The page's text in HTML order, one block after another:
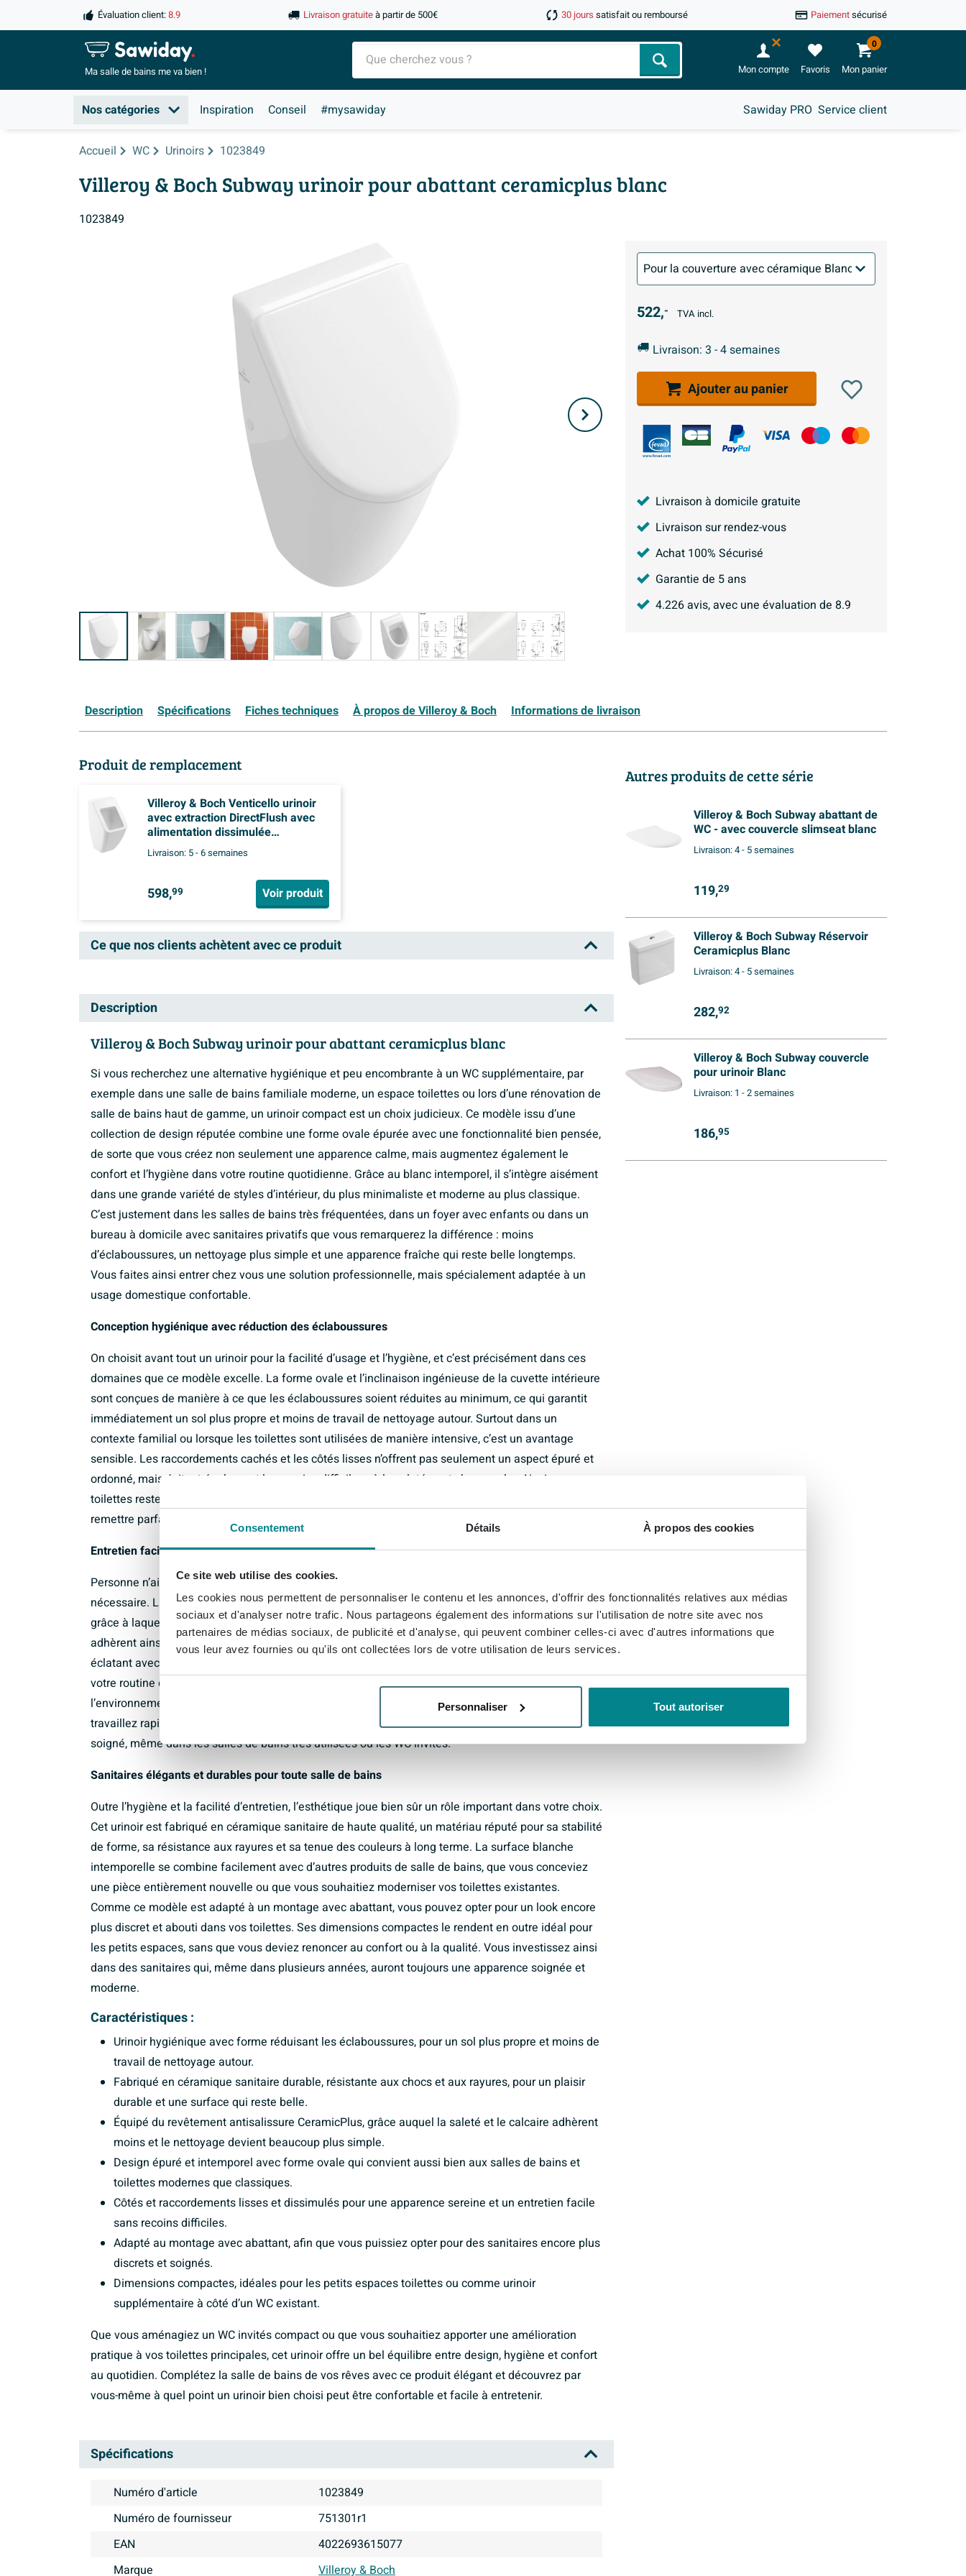
Consentement Détails À propos des cookies
Ce site web utilise des cookies.
Les cookies nous permettent de personnaliser le contenu et les annonces, d'offrir des fonctionnalités relatives aux médias
sociaux et d'analyser notre trafic. Nous partageons également des informations sur l'utilisation de notre site avec nos
partenaires de médias sociaux, de publicité et d'analyse, qui peuvent combiner celles-ci avec d'autres informations que
vous leur avez fournies ou qu'ils ont collectées lors de votre utilisation de leurs services.
Personnaliser Tout autoriser
Évaluation client:8.9 Livraison gratuiteà partir de 500€ 30 jours satisfait ou remboursé Paiementsécurisé
Ma salle debains me va bien ! Chercher Mon compte Favoris Mon panier
0
Nos catégories Inspiration Conseil #mysawiday Sawiday PRO Service client
Accueil WC Urinoirs 1023849
Villeroy & Boch Subway urinoir pour abattant ceramicplus blanc
1023849
522,- TVA incl.
Livraison: 3 - 4 semaines
Ajouter au panier
Livraison à domicile gratuite
Livraison sur rendez-vous
Achat 100% Sécurisé
Garantie de 5 ans
4.226avis, avec une évaluation de 8.9
Description Spécifications Fiches techniques À propos de Villeroy & Boch Informations de livraison
Produit de remplacement
Villeroy & Boch Venticello urinoir
avec extraction DirectFlush avec
alimentation dissimulée
28.5x54.5x31.5cm - ceramic+ pour
abattant stone white
Livraison: 5 - 6 semaines
598,99 Voir produit
Ce que nos clients achètent avec ce produit
Description
Villeroy & Boch Subway urinoir pour abattant ceramicplus blanc
Si vous recherchez une alternative hygiénique et peu encombrante à un WC supplémentaire, par
exemple dans une salle de bains familiale moderne, un espace toilettes ou lors d’une rénovation de
salle de bains haut de gamme, un urinoir compact est un choix judicieux. Ce modèle issu d’une
collection de design réputée combine une forme ovale épurée avec une fonctionnalité bien pensée,
de sorte que vous créez non seulement une apparence calme, mais augmentez également le
confort et l’hygiène dans votre routine quotidienne. Grâce au blanc intemporel, il s’intègre aisément
dans une grande variété de styles d’intérieur, du plus minimaliste et moderne au plus classique.
C’est justement dans les salles de bains très fréquentées, dans un foyer avec enfants ou dans un
bureau à domicile avec sanitaires privatifs que vous remarquerez la différence : moins
d’éclaboussures, un nettoyage plus simple et une apparence fraîche qui reste belle longtemps.
Vous faites ainsi entrer chez vous une solution professionnelle, mais spécialement adaptée à un
usage domestique confortable.
Conception hygiénique avec réduction des éclaboussures
On choisit avant tout un urinoir pour la facilité d’usage et l’hygiène, et c’est précisément dans ces
domaines que ce modèle excelle. La forme ovale et l’inclinaison ingénieuse de la cuvette intérieure
sont conçues de manière à ce que les éclaboussures soient réduites au minimum, ce qui garantit
immédiatement un sol plus propre et moins de travail de nettoyage autour. Surtout dans un
contexte familial ou lorsque les toilettes sont utilisées de manière intensive, c’est un avantage
sensible. Les raccordements cachés et les côtés lisses n’offrent pas seulement un aspect épuré et
ordonné, mais évitent également les recoins difficiles où la saleté peut s’accumuler. Ainsi, vos
toilettes restent fraîches plus longtemps et, avec un rapide coup d’éponge, vous pouvez tout
remettre parfaitement propre.
Entretien facile grâce à CeramicPlus
Personne n’aime passer de longs moments à récurer les toilettes, et avec cet urinoir ce n’est pas
nécessaire. La surface est traitée avec CeramicPlus, une couche de finition spéciale antisalissure
grâce à laquelle les gouttes se rassemblent et s’écoulent facilement. La saleté et le calcaire
adhèrent ainsi beaucoup moins rapidement à la céramique, de sorte que vous obtenez un résultat
éclatant avec moins de produit de nettoyage et peu d’efforts. C’est non seulement agréable pour
votre routine quotidienne, mais également meilleur pour la durée de vie de vos sanitaires et pour
l’environnement. En combinaison avec le design lisse et fermé, sans points de fixation ouverts, vous
travaillez rapidement et efficacement : un coup de chiffon et l’ensemble a de nouveau un aspect
soigné, même dans les salles de bains très utilisées ou les WC invités.
Sanitaires élégants et durables pour toute salle de bains
Outre l’hygiène et la facilité d’entretien, l’esthétique joue bien sûr un rôle important dans votre choix.
Cet urinoir est fabriqué en céramique sanitaire de haute qualité, un matériau réputé pour sa stabilité
de forme, sa résistance aux rayures et sa tenue des couleurs à long terme. La surface blanche
intemporelle se combine facilement avec d’autres produits de salle de bains, que vous conceviez
une pièce entièrement nouvelle ou que vous souhaitiez moderniser vos toilettes existantes.
Comme ce modèle est adapté à un montage avec abattant, vous pouvez opter pour un look encore
plus discret et abouti dans vos toilettes. Ses dimensions compactes le rendent en outre idéal pour
les petits espaces, sans que vous deviez renoncer au confort ou à la qualité. Vous investissez ainsi
dans des sanitaires qui, même dans plusieurs années, auront toujours une apparence soignée et
moderne.
Caractéristiques :
Urinoir hygiénique avec forme réduisant les éclaboussures, pour un sol plus propre et moins de
travail de nettoyage autour.
Fabriqué en céramique sanitaire durable, résistante aux chocs et aux rayures, pour un plaisir
durable et une surface qui reste belle.
Équipé du revêtement antisalissure CeramicPlus, grâce auquel la saleté et le calcaire adhèrent
moins et le nettoyage devient beaucoup plus simple.
Design épuré et intemporel avec forme ovale qui convient aussi bien aux salles de bains et
toilettes modernes que classiques.
Côtés et raccordements lisses et dissimulés pour une apparence sereine et un entretien facile
sans recoins difficiles.
Adapté au montage avec abattant, afin que vous puissiez opter pour des sanitaires encore plus
discrets et soignés.
Dimensions compactes, idéales pour les petits espaces toilettes ou comme urinoir
supplémentaire à côté d’un WC existant.
Que vous aménagiez un WC invités compact ou que vous souhaitiez apporter une amélioration
pratique à vos toilettes principales, cet urinoir offre un bel équilibre entre design, hygiène et confort
au quotidien. Complétez la salle de bains de vos rêves avec ce produit élégant et découvrez par
vous-même à quel point un urinoir bien choisi peut être confortable et facile à entretenir.
Spécifications
Numéro d'article
1023849
Numéro de fournisseur
751301r1
EAN
4022693615077
Marque
Villeroy & Boch
Autres produits de cette série
Villeroy & Boch Subway abattant de
WC - avec couvercle slimseat blanc
Livraison:4 - 5 semaines
119,29
Villeroy & Boch Subway Réservoir
Ceramicplus Blanc
Livraison:4 - 5 semaines
282,92
Villeroy & Boch Subway couvercle
pour urinoir Blanc
Livraison: 1 - 2 semaines
186,95